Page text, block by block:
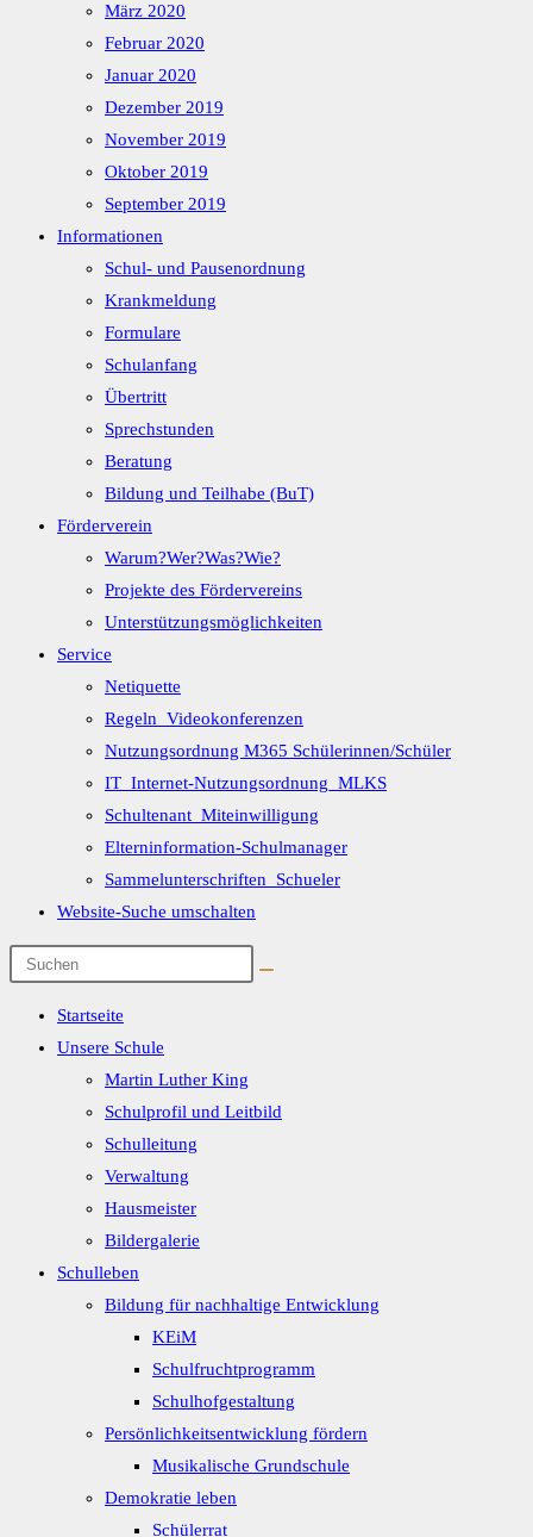
März 2020
Februar 2020
Januar 2020
Dezember 2019
November 2019
Oktober 2019
September 2019
Informationen
Schul- und Pausenordnung
Krankmeldung
Formulare
Schulanfang
Übertritt
Sprechstunden
Beratung
Bildung und Teilhabe (BuT)
Förderverein
Warum?Wer?Was?Wie?
Projekte des Fördervereins
Unterstützungsmöglichkeiten
Service
Netiquette
Regeln_Videokonferenzen
Nutzungsordnung M365 Schülerinnen/Schüler
IT_Internet-Nutzungsordnung_MLKS
Schultenant_Miteinwilligung
Elterninformation-Schulmanager
Sammelunterschriften_Schueler
Website-Suche umschalten
Startseite
Unsere Schule
Martin Luther King
Schulprofil und Leitbild
Schulleitung
Verwaltung
Hausmeister
Bildergalerie
Schulleben
Bildung für nachhaltige Entwicklung
KEiM
Schulfruchtprogramm
Schulhofgestaltung
Persönlichkeitsentwicklung fördern
Musikalische Grundschule
Demokratie leben
Schülerrat